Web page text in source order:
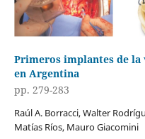
Primeros implantes de la
en Argentina
pp. 279-283
Raúl A. Borracci, Walter
Matías Ríos, Mauro Giacomini